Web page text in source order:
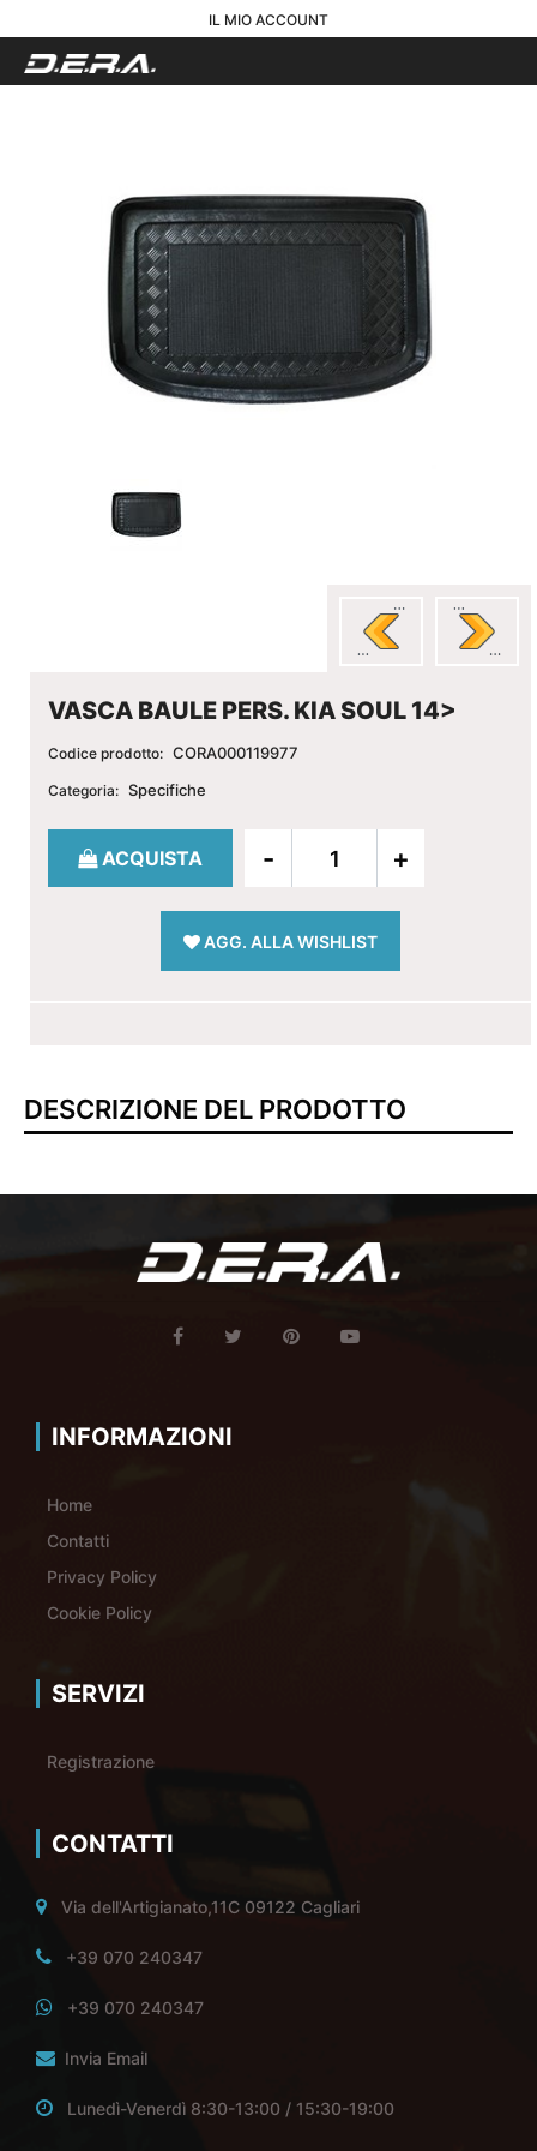
IL MIO ACCOUNT
VASCA BAULE PERS. KIA SOUL 14>
Codice prodotto: CORA000119977
Categoria: Specifiche
Quantità
ACQUISTA
AGG. ALLA WISHLIST
DESCRIZIONE DEL PRODOTTO
INFORMAZIONI
Home
Contatti
Privacy Policy
Cookie Policy
SERVIZI
Registrazione
CONTATTI
Via dell'Artigianato,11C 09122 Cagliari
+39 070 240347
+39 070 240347
Invia Email
Lunedì-Venerdì 8:30-13:00 / 15:30-19:00